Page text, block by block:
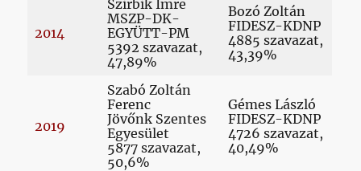
2014
Szirbik Imre
MSZP-DK-
EGYÜTT-PM
5392 szavazat,
47,89%
Bozó Zoltán
FIDESZ-KDNP
4885 szavazat,
43,39%
2019
Szabó Zoltán
Ferenc
Jövőnk Szentes
Egyesület
5877 szavazat,
50,6%
Gémes László
FIDESZ-KDNP
4726 szavazat,
40,49%